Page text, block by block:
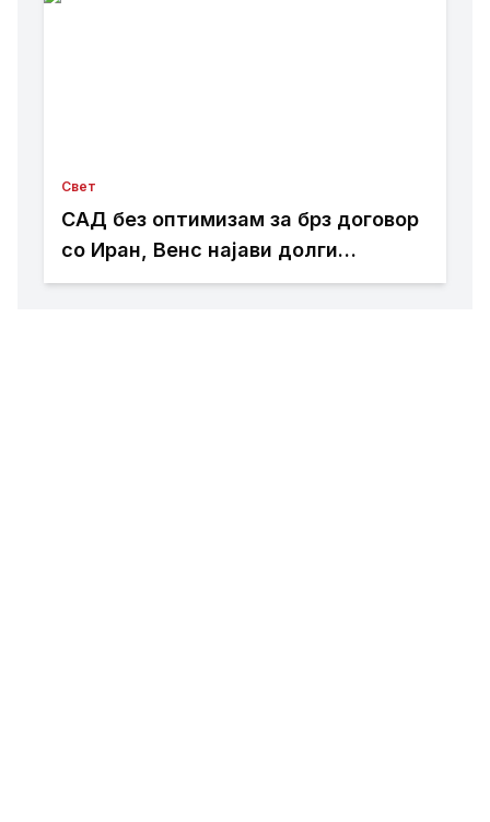
Свет
САД без оптимизам за брз договор
со Иран, Венс најави долги
преговори